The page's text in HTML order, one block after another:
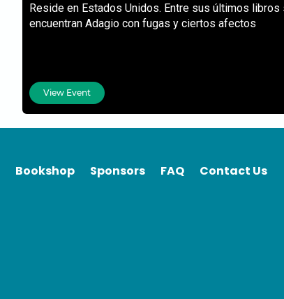
Reside en Estados Unidos. Entre sus últimos libros
encuentran Adagio con fugas y ciertos afectos
View Event
Bookshop Sponsors FAQ Contact Us